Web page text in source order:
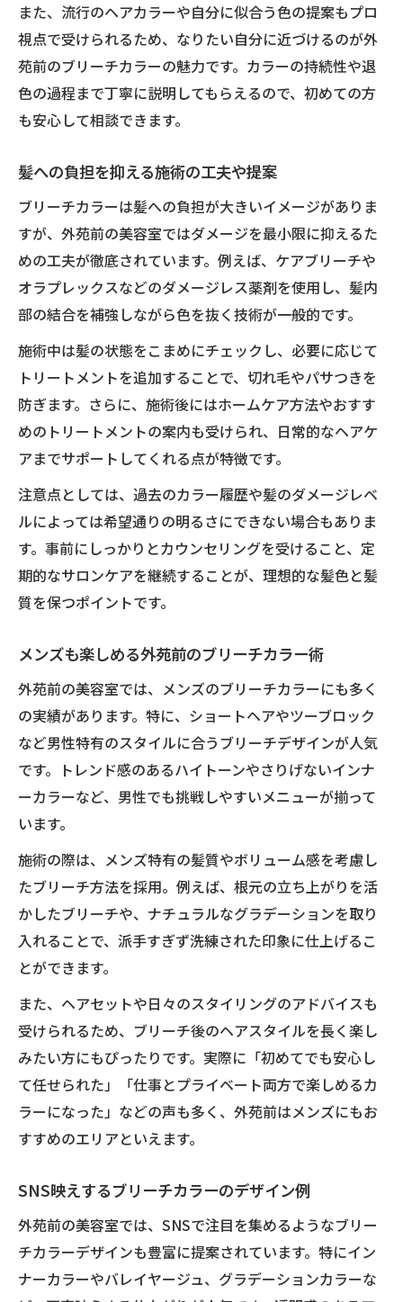
また、流行のヘアカラーや自分に似合う色の提案もプロ
視点で受けられるため、なりたい自分に近づけるのが外
苑前のブリーチカラーの魅力です。カラーの持続性や退
色の過程まで丁寧に説明してもらえるので、初めての方
も安心して相談できます。
髪への負担を抑える施術の工夫や提案
ブリーチカラーは髪への負担が大きいイメージがありま
すが、外苑前の美容室ではダメージを最小限に抑えるた
めの工夫が徹底されています。例えば、ケアブリーチや
オラプレックスなどのダメージレス薬剤を使用し、髪内
部の結合を補強しながら色を抜く技術が一般的です。
施術中は髪の状態をこまめにチェックし、必要に応じて
トリートメントを追加することで、切れ毛やパサつきを
防ぎます。さらに、施術後にはホームケア方法やおすす
めのトリートメントの案内も受けられ、日常的なヘアケ
アまでサポートしてくれる点が特徴です。
注意点としては、過去のカラー履歴や髪のダメージレベ
ルによっては希望通りの明るさにできない場合もありま
す。事前にしっかりとカウンセリングを受けること、定
期的なサロンケアを継続することが、理想的な髪色と髪
質を保つポイントです。
メンズも楽しめる外苑前のブリーチカラー術
外苑前の美容室では、メンズのブリーチカラーにも多く
の実績があります。特に、ショートヘアやツーブロック
など男性特有のスタイルに合うブリーチデザインが人気
です。トレンド感のあるハイトーンやさりげないインナ
ーカラーなど、男性でも挑戦しやすいメニューが揃って
います。
施術の際は、メンズ特有の髪質やボリューム感を考慮し
たブリーチ方法を採用。例えば、根元の立ち上がりを活
かしたブリーチや、ナチュラルなグラデーションを取り
入れることで、派手すぎず洗練された印象に仕上げるこ
とができます。
また、ヘアセットや日々のスタイリングのアドバイスも
受けられるため、ブリーチ後のヘアスタイルを長く楽し
みたい方にもぴったりです。実際に「初めてでも安心し
て任せられた」「仕事とプライベート両方で楽しめるカ
ラーになった」などの声も多く、外苑前はメンズにもお
すすめのエリアといえます。
SNS映えするブリーチカラーのデザイン例
外苑前の美容室では、SNSで注目を集めるようなブリー
チカラーデザインも豊富に提案されています。特にイン
ナーカラーやバレイヤージュ、グラデーションカラーな